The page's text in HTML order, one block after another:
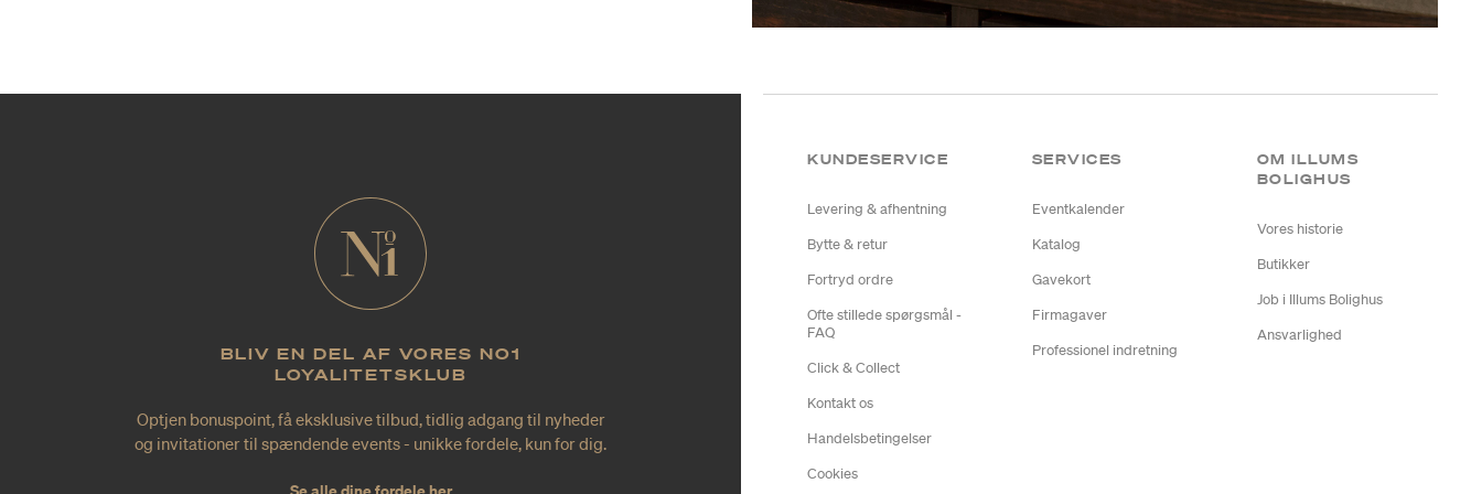
BLIV EN DEL AF VORES NO1
LOYALITETSKLUB
Optjen bonuspoint, få eksklusive tilbud, tidlig adgang til nyheder
og invitationer til spændende events - unikke fordele, kun for dig.
Se alle dine fordele her
KUNDESERVICE
Levering & afhentning
Bytte & retur
Fortryd ordre
Ofte stillede spørgsmål -
FAQ
Click & Collect
Kontakt os
Handelsbetingelser
Cookies
SERVICES
Eventkalender
Katalog
Gavekort
Firmagaver
Professionel indretning
OM ILLUMS
BOLIGHUS
Vores historie
Butikker
Job i Illums Bolighus
Ansvarlighed